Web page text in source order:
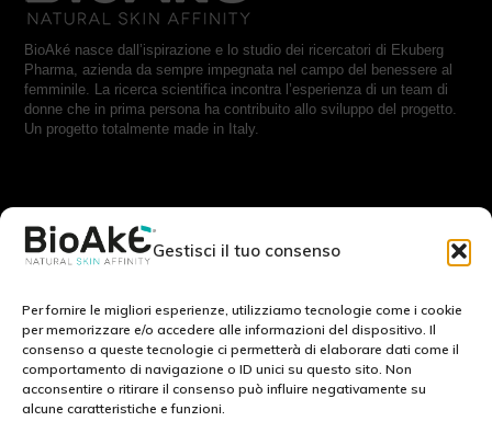
Gestisci il tuo consenso
Per fornire le migliori esperienze, utilizziamo tecnologie come i cookie
per memorizzare e/o accedere alle informazioni del dispositivo. Il
consenso a queste tecnologie ci permetterà di elaborare dati come il
comportamento di navigazione o ID unici su questo sito. Non
acconsentire o ritirare il consenso può influire negativamente su
alcune caratteristiche e funzioni.
BioAké nasce dall’ispirazione e lo studio dei ricercatori di Ekuberg
Pharma, azienda da sempre impegnata nel campo del benessere al
femminile. La ricerca scientifica incontra l’esperienza di un team di
donne che in prima persona ha contribuito allo sviluppo del progetto.
Un progetto totalmente made in Italy.
RESTA IN CONTATTO CON NOI:
Cookie Policy (EU)
Privacy Policy